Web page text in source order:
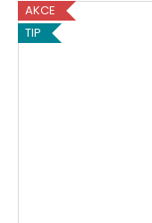
AKCE
TIP